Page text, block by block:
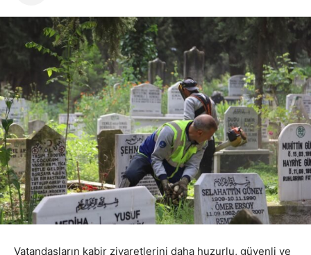
Vatandaşların kabir ziyaretlerini daha huzurlu, güvenli ve